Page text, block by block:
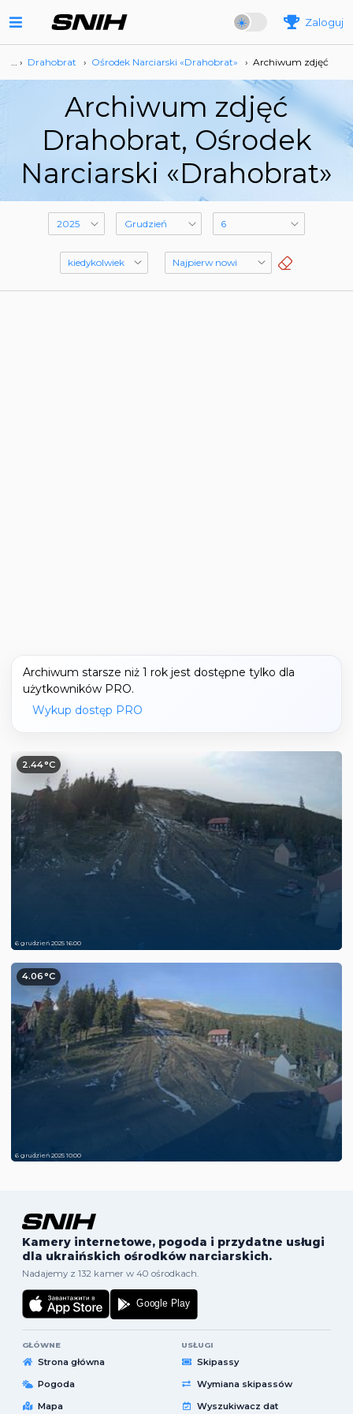
Zaloguj
… › Drahobrat › Ośrodek Narciarski «Drahobrat» › Archiwum zdjęć
Archiwum zdjęć
Drahobrat, Ośrodek
Narciarski «Drahobrat»
Archiwum starsze niż 1 rok jest dostępne tylko dla
użytkowników PRO.
Wykup dostęp PRO
2.44°C
6 grudzień 2025 16:00
4.06°C
6 grudzień 2025 10:00
Kamery internetowe, pogoda i przydatne usługi
dla ukraińskich ośrodków narciarskich.
Nadajemy z 132 kamer w 40 ośrodkach.
GŁÓWNE
Strona główna
Pogoda
Mapa
USŁUGI
Skipassy
Wymiana skipassów
Wyszukiwacz dat